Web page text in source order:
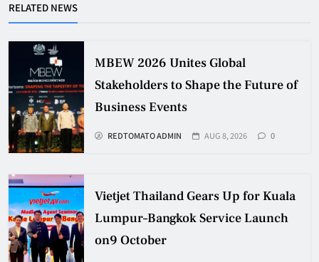
RELATED NEWS
MBEW 2026 Unites Global
Stakeholders to Shape the Future of
Business Events
REDTOMATO ADMIN AUG 8, 2026 0
Vietjet Thailand Gears Up for Kuala
Lumpur–Bangkok Service Launch
on9 October